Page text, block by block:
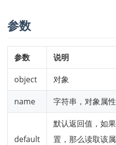
参数
参数 说明
object 对象
name 字符串，对象属性
default
默认返回值，如
置，那么读取该